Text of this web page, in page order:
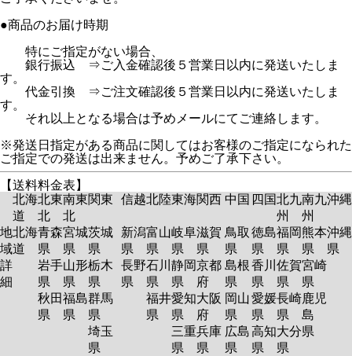
●商品のお届け時期
特にご指定がない場合、
銀行振込 ⇒ご入金確認後５営業日以内に発送いたしま
す。
代金引換 ⇒ご注文確認後５営業日以内に発送いたしま
す。
それ以上となる場合は予めメールにてご連絡します。
※発送日指定がある商品に関してはお客様のご指定になられた
ご指定での発送は出来ません。予めご了承下さい。
【送料料金表】
北海
道
北東
北
南東
北
関東 信越北陸東海関西 中国 四国北九
州
南九
州
沖縄
地
域
詳
細
北海
道
青森
県
岩手
県
秋田
県
宮城
県
山形
県
福島
県
茨城
県
栃木
県
群馬
県
埼玉
県
新潟
県
長野
県
富山
県
石川
県
福井
県
岐阜
県
静岡
県
愛知
県
三重
県
滋賀
県
京都
府
大阪
府
兵庫
県
鳥取
県
島根
県
岡山
県
広島
県
徳島
県
香川
県
愛媛
県
高知
県
福岡
県
佐賀
県
長崎
県
大分
県
熊本
県
宮崎
県
鹿児
島
県
沖縄
県